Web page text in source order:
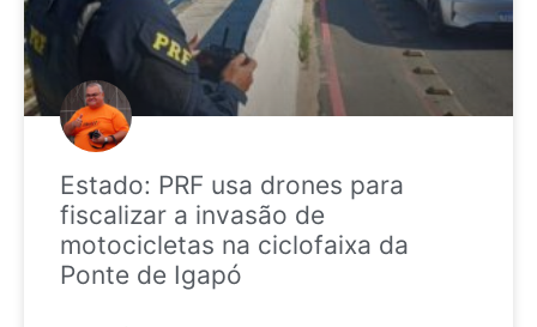
Estado: PRF usa drones para
fiscalizar a invasão de
motocicletas na ciclofaixa da
Ponte de Igapó